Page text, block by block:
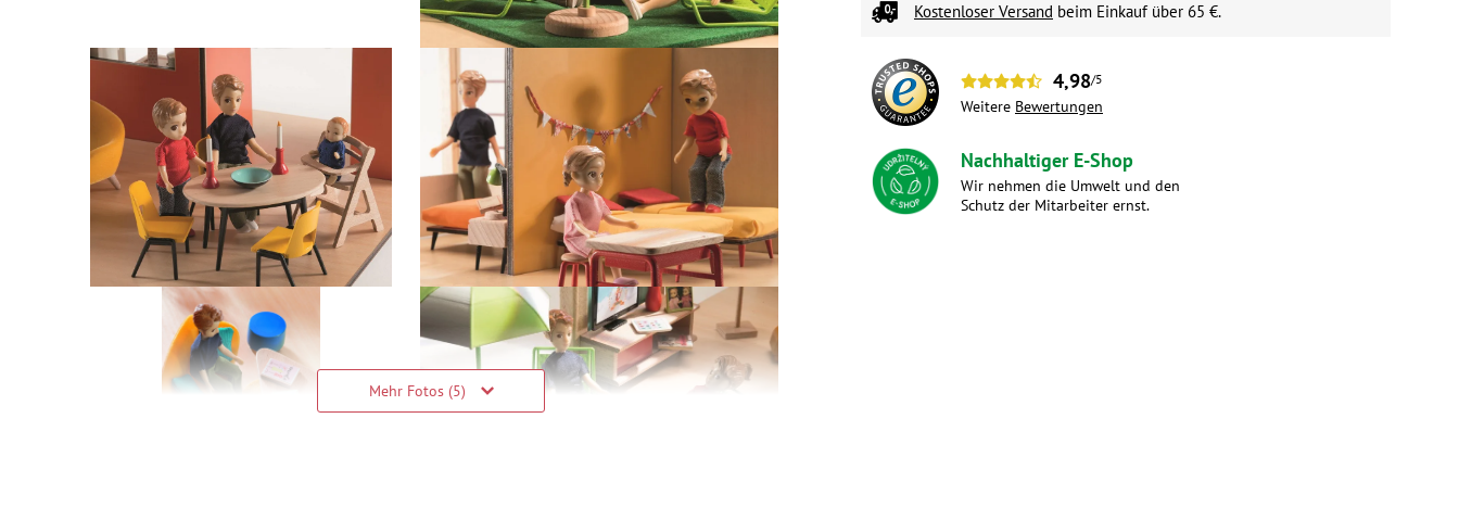
Mehr Fotos (5)
Kostenloser Versand beim Einkauf über 65 €.
4,98/5
Weitere Bewertungen
Nachhaltiger E-Shop
Wir nehmen die Umwelt und den
Schutz der Mitarbeiter ernst.